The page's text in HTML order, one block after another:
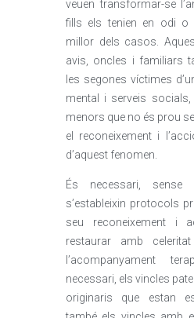
veuen transformar-se
fills els tenien en odi o
millor dels casos.
avis, oncles i familiars
les segones víctimes
mental i serveis
menors que no és prou
el reconeixement i
d’aquest fenomen.
És necessari, sense
s’estableixin protocols
seu reconeixement i
restaurar amb
l’acompanyament
necessari, els vincles
originaris que estan